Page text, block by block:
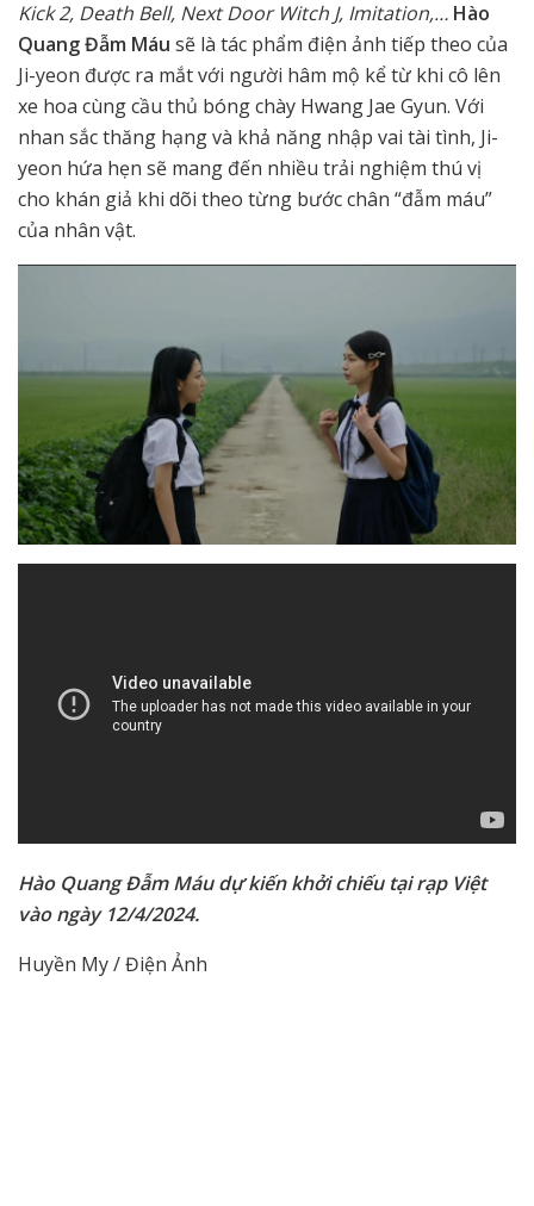
Kick 2, Death Bell, Next Door Witch J, Imitation,… Hào
Quang Đẫm Máu sẽ là tác phẩm điện ảnh tiếp theo của
Ji-yeon được ra mắt với người hâm mộ kể từ khi cô lên
xe hoa cùng cầu thủ bóng chày Hwang Jae Gyun. Với
nhan sắc thăng hạng và khả năng nhập vai tài tình, Ji-
yeon hứa hẹn sẽ mang đến nhiều trải nghiệm thú vị
cho khán giả khi dõi theo từng bước chân “đẫm máu”
của nhân vật.
Hào Quang Đẫm Máu dự kiến khởi chiếu tại rạp Việt
vào ngày 12/4/2024.
Huyền My / Điện Ảnh